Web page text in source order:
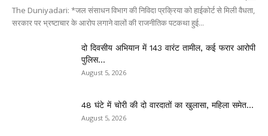
The Duniyadari: *जल संसाधन विभाग की निविदा प्रक्रिया को हाईकोर्ट से मिली वैधता,
सरकार पर भ्रष्टाचार के आरोप लगाने वालों की राजनीतिक पटकथा हुई...
दो दिवसीय अभियान में 143 वारंट तामील, कई फरार आरोपी
पुलिस...
August 5, 2026
48 घंटे में चोरी की दो वारदातों का खुलासा, महिला समेत...
August 5, 2026